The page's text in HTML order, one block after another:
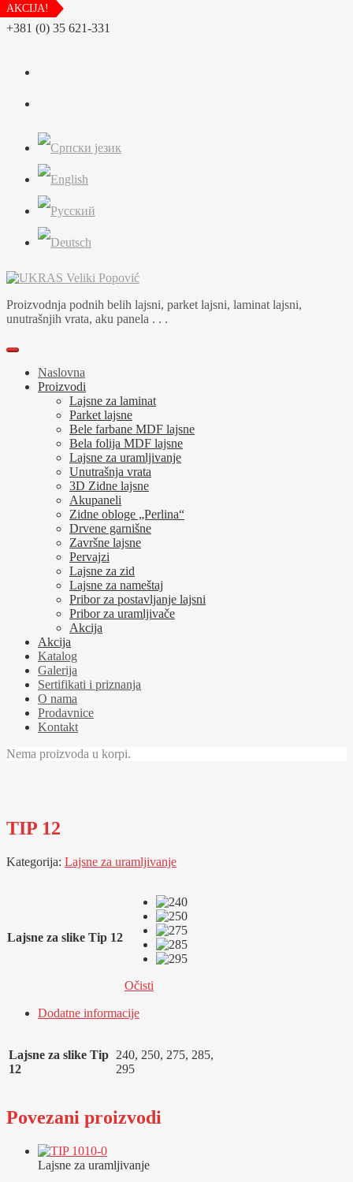
Skip
to
+381 (0) 35 621-331
Proizvodnja podnih belih lajsni, parket lajsni, laminat lajsni,
unutrašnjih vrata, aku panela . . .
Naslovna
Proizvodi
Lajsne za laminat
Parket lajsne
Bele farbane MDF lajsne
Bela folija MDF lajsne
Lajsne za uramljivanje
Unutrašnja vrata
3D Zidne lajsne
Akupaneli
Zidne obloge „Perlina“
Drvene garnišne
Završne lajsne
Pervajzi
Lajsne za zid
Lajsne za nameštaj
Pribor za postavljanje lajsni
Pribor za uramljivače
Akcija
Akcija
Katalog
Galerija
Sertifikati i priznanja
O nama
Prodavnice
Kontakt
Nema proizvoda u korpi.
TIP 12
Kategorija: Lajsne za uramljivanje
Lajsne za slike Tip 12
Očisti
Dodatne informacije
Lajsne za slike Tip
12
240, 250, 275, 285,
295
Povezani proizvodi
Lajsne za uramljivanje
AKCIJA!
AKCIJA!